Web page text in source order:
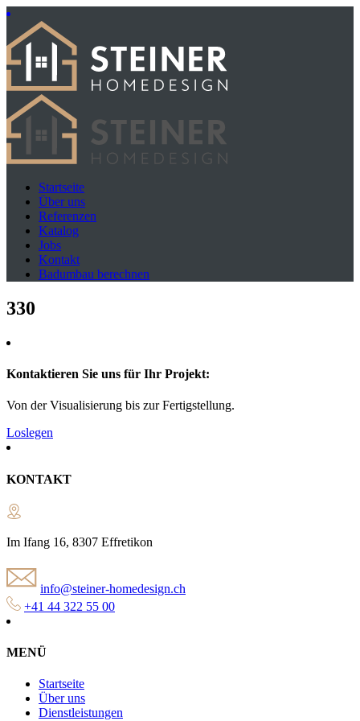
Startseite
Über uns
Referenzen
Katalog
Jobs
Kontakt
Badumbau berechnen
330
Kontaktieren Sie uns für Ihr Projekt:
Von der Visualisierung bis zur Fertigstellung.
Loslegen
KONTAKT
Im Ifang 16, 8307 Effretikon
info@steiner-homedesign.ch
+41 44 322 55 00
MENÜ
Startseite
Über uns
Dienstleistungen